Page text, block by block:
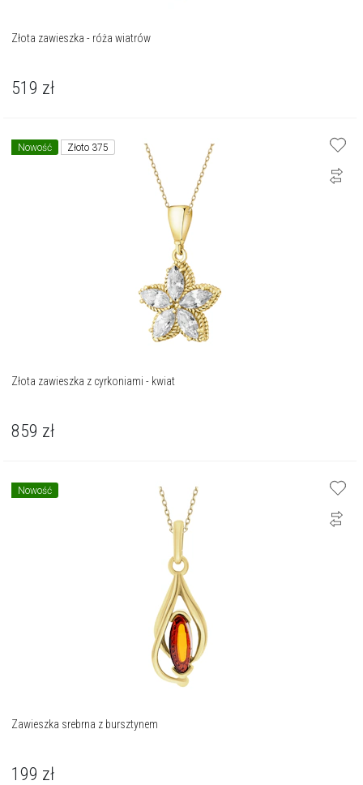
Złota zawieszka - róża wiatrów
519 zł
Nowość Złoto 375
Złota zawieszka z cyrkoniami - kwiat
859 zł
Nowość
Zawieszka srebrna z bursztynem
199 zł